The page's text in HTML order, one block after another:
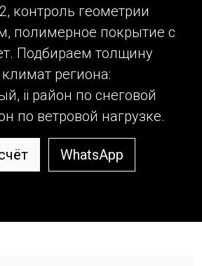
контроль геометрии
полимерное покрытие с
Подбираем толщину
региона:
ii район по снеговой
по ветровой нагрузке.
WhatsApp